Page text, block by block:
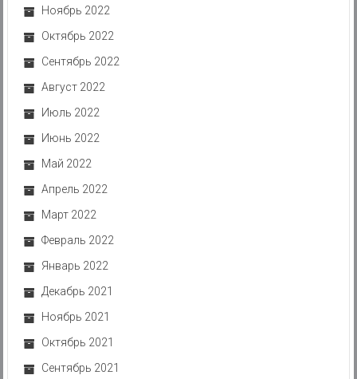
Ноябрь 2022
Октябрь 2022
Сентябрь 2022
Август 2022
Июль 2022
Июнь 2022
Май 2022
Апрель 2022
Март 2022
Февраль 2022
Январь 2022
Декабрь 2021
Ноябрь 2021
Октябрь 2021
Сентябрь 2021